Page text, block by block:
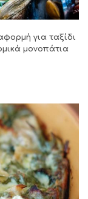
για ταξίδι
μονοπάτια